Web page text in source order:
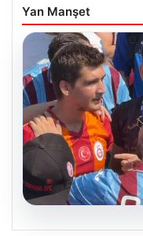
Yan Manşet
05.08.2026